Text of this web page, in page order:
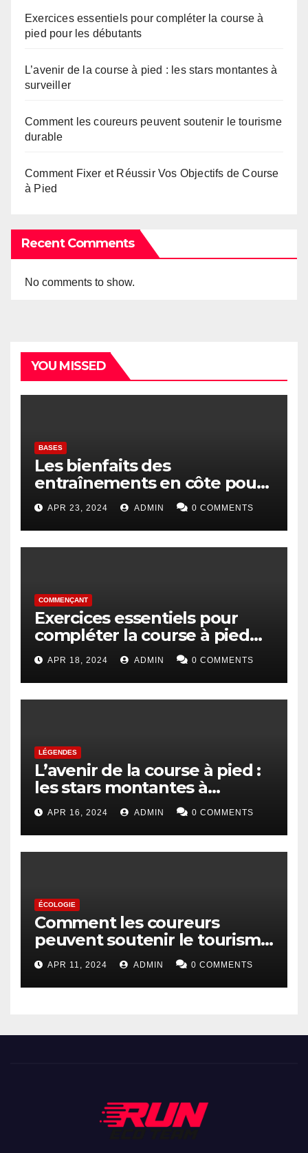
Exercices essentiels pour compléter la course à
pied pour les débutants
L’avenir de la course à pied : les stars montantes à
surveiller
Comment les coureurs peuvent soutenir le tourisme
durable
Comment Fixer et Réussir Vos Objectifs de Course
à Pied
Recent Comments
No comments to show.
YOU MISSED
BASES
Les bienfaits des
entraînements en côte pour
les coureurs
APR 23, 2024 ADMIN 0 COMMENTS
COMMENÇANT
Exercices essentiels pour
compléter la course à pied
pour les débutants
APR 18, 2024 ADMIN 0 COMMENTS
LÉGENDES
L’avenir de la course à pied :
les stars montantes à
surveiller
APR 16, 2024 ADMIN 0 COMMENTS
ÉCOLOGIE
Comment les coureurs
peuvent soutenir le tourisme
durable
APR 11, 2024 ADMIN 0 COMMENTS